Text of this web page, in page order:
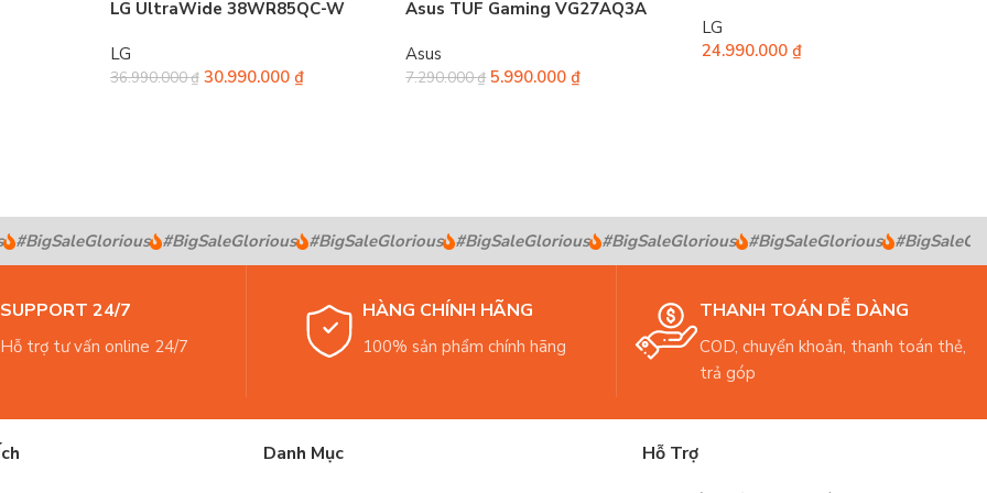
LG UltraWide 38WR85QC-W
LG
36.990.000₫ 30.990.000 ₫
Asus TUF Gaming VG27AQ3A
Asus
7.290.000₫ 5.990.000₫
LG
24.990.000₫
#BigSaleGlorious #BigSaleGlorious #BigSaleGlorious #BigSaleGlorious #BigSaleGlorious #BigSaleGlorious
SUPPORT 24/7
Hỗ trợ tư vấn online 24/7
HÀNG CHÍNH HÃNG
100% sản phẩm chính hãng
THANH TOÁN DỄ DÀNG
COD, chuyển khoản, thanh toán thẻ,
trả góp
Danh Mục Hỗ Trợ